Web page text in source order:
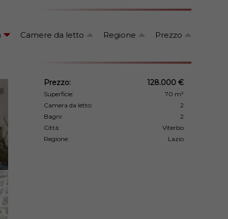
Prezzo
Regione
Camere da letto
Prezzo: 128.000 €
Superficie:
70 m²
Camera da letto:
2
Bagni:
2
Città:
Viterbo
Regione:
Lazio